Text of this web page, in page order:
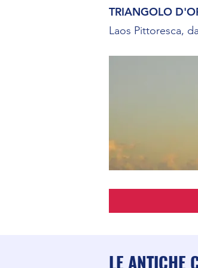
TRIANGOLO
Laos Pittoresca,
LE ANTICHE